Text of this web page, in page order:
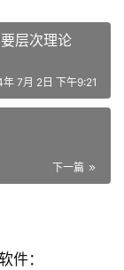
层次理论
7月 2日 下午9:21
下一篇
件：